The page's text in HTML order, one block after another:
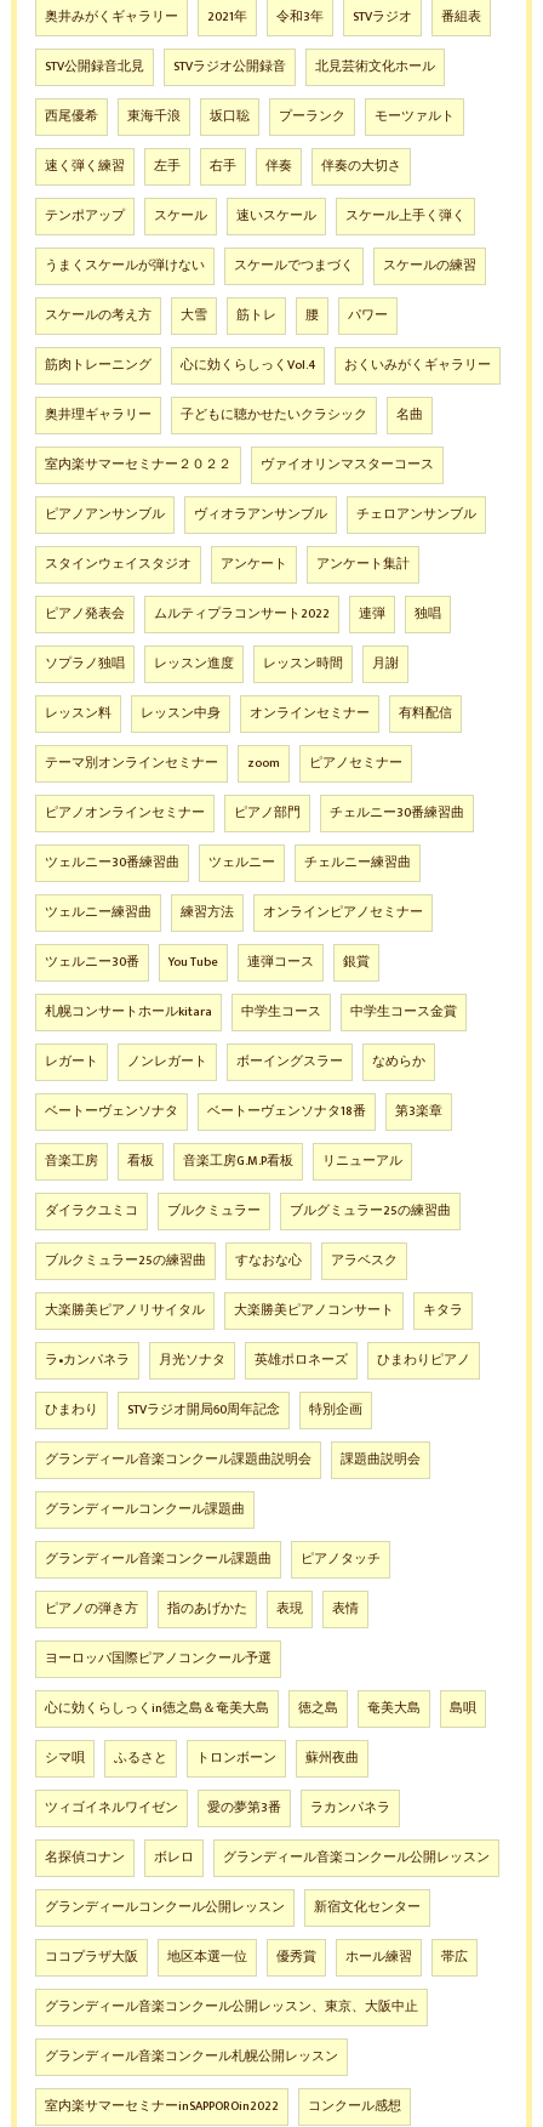
奥井みがくギャラリー 2021年 令和3年 STVラジオ 番組表
STV公開録音北見 STVラジオ公開録音 北見芸術文化ホール
西尾優希 東海千浪 坂口聡 プーランク モーツァルト
速く弾く練習 左手 右手 伴奏 伴奏の大切さ
テンポアップ スケール 速いスケール スケール上手く弾く
うまくスケールが弾けない スケールでつまづく スケールの練習
スケールの考え方 大雪 筋トレ 腰 パワー
筋肉トレーニング 心に効くらしっくVol.4 おくいみがくギャラリー
奥井理ギャラリー 子どもに聴かせたいクラシック 名曲
室内楽サマーセミナー２０２２ ヴァイオリンマスターコース
ピアノアンサンブル ヴィオラアンサンブル チェロアンサンブル
スタインウェイスタジオ アンケート アンケート集計
ピアノ発表会 ムルティプラコンサート2022 連弾 独唱
ソプラノ独唱 レッスン進度 レッスン時間 月謝
レッスン料 レッスン中身 オンラインセミナー 有料配信
テーマ別オンラインセミナー zoom ピアノセミナー
ピアノオンラインセミナー ピアノ部門 チェルニー30番練習曲
ツェルニー30番練習曲 ツェルニー チェルニー練習曲
ツェルニー練習曲 練習方法 オンラインピアノセミナー
ツェルニー30番 You Tube 連弾コース 銀賞
札幌コンサートホールkitara 中学生コース 中学生コース金賞
レガート ノンレガート ボーイングスラー なめらか
ベートーヴェンソナタ ベートーヴェンソナタ18番 第3楽章
音楽工房 看板 音楽工房G.M.P看板 リニューアル
ダイラクユミコ ブルクミュラー ブルグミュラー25の練習曲
ブルクミュラー25の練習曲 すなおな心 アラベスク
大楽勝美ピアノリサイタル 大楽勝美ピアノコンサート キタラ
ラ•カンパネラ 月光ソナタ 英雄ポロネーズ ひまわりピアノ
ひまわり STVラジオ開局60周年記念 特別企画
グランディール音楽コンクール課題曲説明会 課題曲説明会
グランディールコンクール課題曲
グランディール音楽コンクール課題曲 ピアノタッチ
ピアノの弾き方 指のあげかた 表現 表情
ヨーロッパ国際ピアノコンクール予選
心に効くらしっくin徳之島＆奄美大島 徳之島 奄美大島 島唄
シマ唄 ふるさと トロンボーン 蘇州夜曲
ツィゴイネルワイゼン 愛の夢第3番 ラカンパネラ
名探偵コナン ボレロ グランディール音楽コンクール公開レッスン
グランディールコンクール公開レッスン 新宿文化センター
ココプラザ大阪 地区本選一位 優秀賞 ホール練習 帯広
グランディール音楽コンクール公開レッスン、東京、大阪中止
グランディール音楽コンクール札幌公開レッスン
室内楽サマーセミナーinSAPPOROin2022 コンクール感想